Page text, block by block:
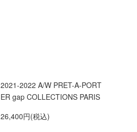
2021-2022 A/W PRET-A-PORT
ER gap COLLECTIONS PARIS
26,400円(税込)